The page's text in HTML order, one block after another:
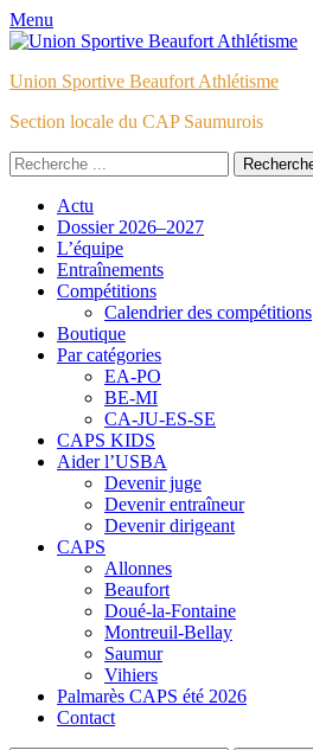
Menu
Union Sportive Beaufort Athlétisme
Section locale du CAP Saumurois
Rechercher :
mail
Menu
principal
Aller
contenu
Actu
Dossier 2026–2027
L’équipe
Entraînements
Compétitions
Calendrier des compétitions
Boutique
Par catégories
EA-PO
BE-MI
CA-JU-ES-SE
CAPS KIDS
Aider l’USBA
Devenir juge
Devenir entraîneur
Devenir dirigeant
CAPS
Allonnes
Beaufort
Doué-la-Fontaine
Montreuil-Bellay
Saumur
Vihiers
Palmarès CAPS été 2026
Contact